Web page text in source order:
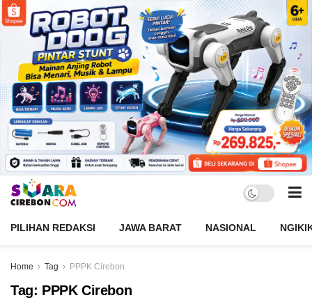
PILIHAN REDAKSI JAWA BARAT NASIONAL
Home Tag PPPK Cirebon
Tag: PPPK Cirebon